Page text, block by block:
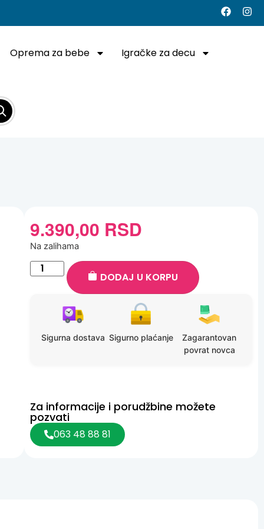
Oprema za bebe Igračke za decu
9.390,00 RSD
Na zalihama
DODAJ U KORPU
Sigurna dostava Sigurno plaćanje
Zagarantovan
povrat novca
Za informacije i porudžbine možete
pozvati
063 48 88 81